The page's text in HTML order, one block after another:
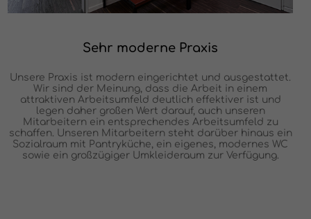
Sehr moderne Praxis
Unsere Praxis ist modern eingerichtet und ausgestattet.
Wir sind der Meinung, dass die Arbeit in einem
attraktiven Arbeitsumfeld deutlich effektiver ist und
legen daher großen Wert darauf, auch unseren
Mitarbeitern ein entsprechendes Arbeitsumfeld zu
schaffen. Unseren Mitarbeitern steht darüber hinaus ein
Sozialraum mit Pantryküche, ein eigenes, modernes WC
sowie ein großzügiger Umkleideraum zur Verfügung.